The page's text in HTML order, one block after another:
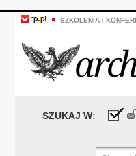
SZKOLENIA I
SZUKAJ W: